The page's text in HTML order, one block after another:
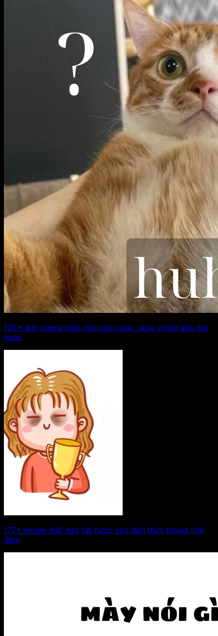
125+ ảnh meme mèo huh ngơ ngác, ngạc nhiên siêu hài
hước
177+ meme mất ngủ hài hước cho dân thức khuya mỗi
đêm